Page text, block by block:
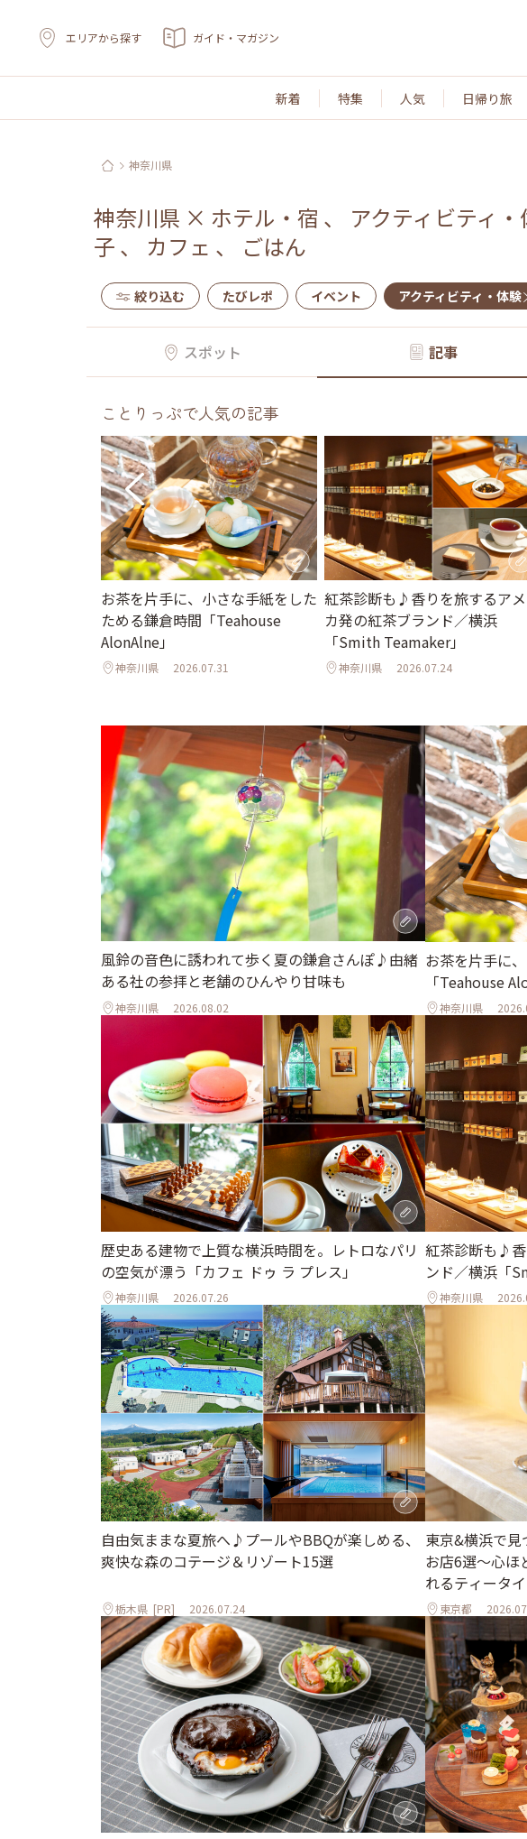
エリアから探す ガイド・マガジン
新着 特集 人気 日帰り旅
神奈川県
神奈川県 × ホテル・宿 、 アクティビティ・
子 、 カフェ 、 ごはん
絞り込む たびレポ イベント アクティビティ・体験
スポット 記事
ことりっぷで人気の記事
お茶を片手に、小さな手紙をした
ためる鎌倉時間「Teahouse
AlonAlne」
神奈川県 2026.07.31
紅茶診断も♪香りを旅するアメ
カ発の紅茶ブランド／横浜
「Smith Teamaker」
神奈川県 2026.07.24
風鈴の音色に誘われて歩く夏の鎌倉さんぽ♪由緒
ある社の参拝と老舗のひんやり甘味も
神奈川県 2026.08.02
お茶を片手に
「Teahouse
神奈川県
歴史ある建物で上質な横浜時間を。レトロなパリ
の空気が漂う「カフェ ドゥ ラ プレス」
神奈川県 2026.07.26
紅茶診断も♪香
ンド／横浜「
神奈川県
自由気ままな夏旅へ♪プールやBBQが楽しめる、
爽快な森のコテージ＆リゾート15選
栃木県 [PR] 2026.07.24
東京&横浜で
お店6選～心ほ
れるティータ
東京都